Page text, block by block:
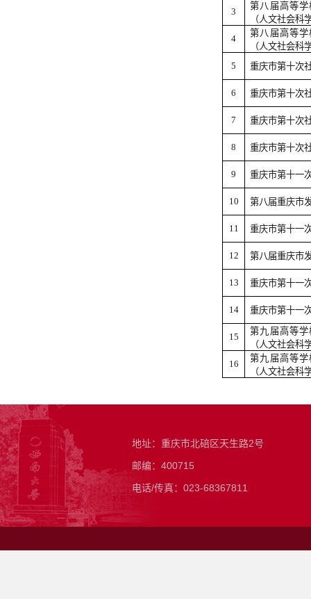
3
第八届高等
（人文社会科
4
第八届高等
（人文社会科
5
重庆市第十次
6 重庆市第十次
7 重庆市第十次
8 重庆市第十次
9 重庆市第十一
10 第八届重庆市
11 重庆市第十一
12 第八届重庆市
13 重庆市第十一
14 重庆市第十一
15
第九届高等
（人文社会科
16
第九届高等
（人文社会科
地址：重庆市北碚区天生路2号
邮编：400715
电话/传真：023-68367811